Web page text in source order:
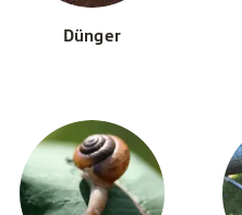
Dünger